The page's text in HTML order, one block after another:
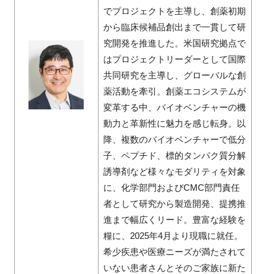
でプロジェクトを主導し、創薬初期
から臨床候補品創出まで一貫して研
究開発を推進した。米国研究拠点で
はプロジェクトリーダーとして国際
共同研究を主導し、グローバルな創
薬活動を牽引。創薬エコシステムが
変革する中、バイオベンチャーの機
動力と革新性に魅力を感じ転身。以
降、複数のバイオベンチャーで低分
子、ペプチド、標的タンパク質分解
誘導剤など様々なモダリティを対象
に、化学部門およびCMC部門責任
者として研究から製造開発、提携推
進まで幅広くリード。豊富な経験を
糧に、2025年4月より現職に就任。
希少疾患や医療ニーズが満たされて
いない患者さんとそのご家族に新た